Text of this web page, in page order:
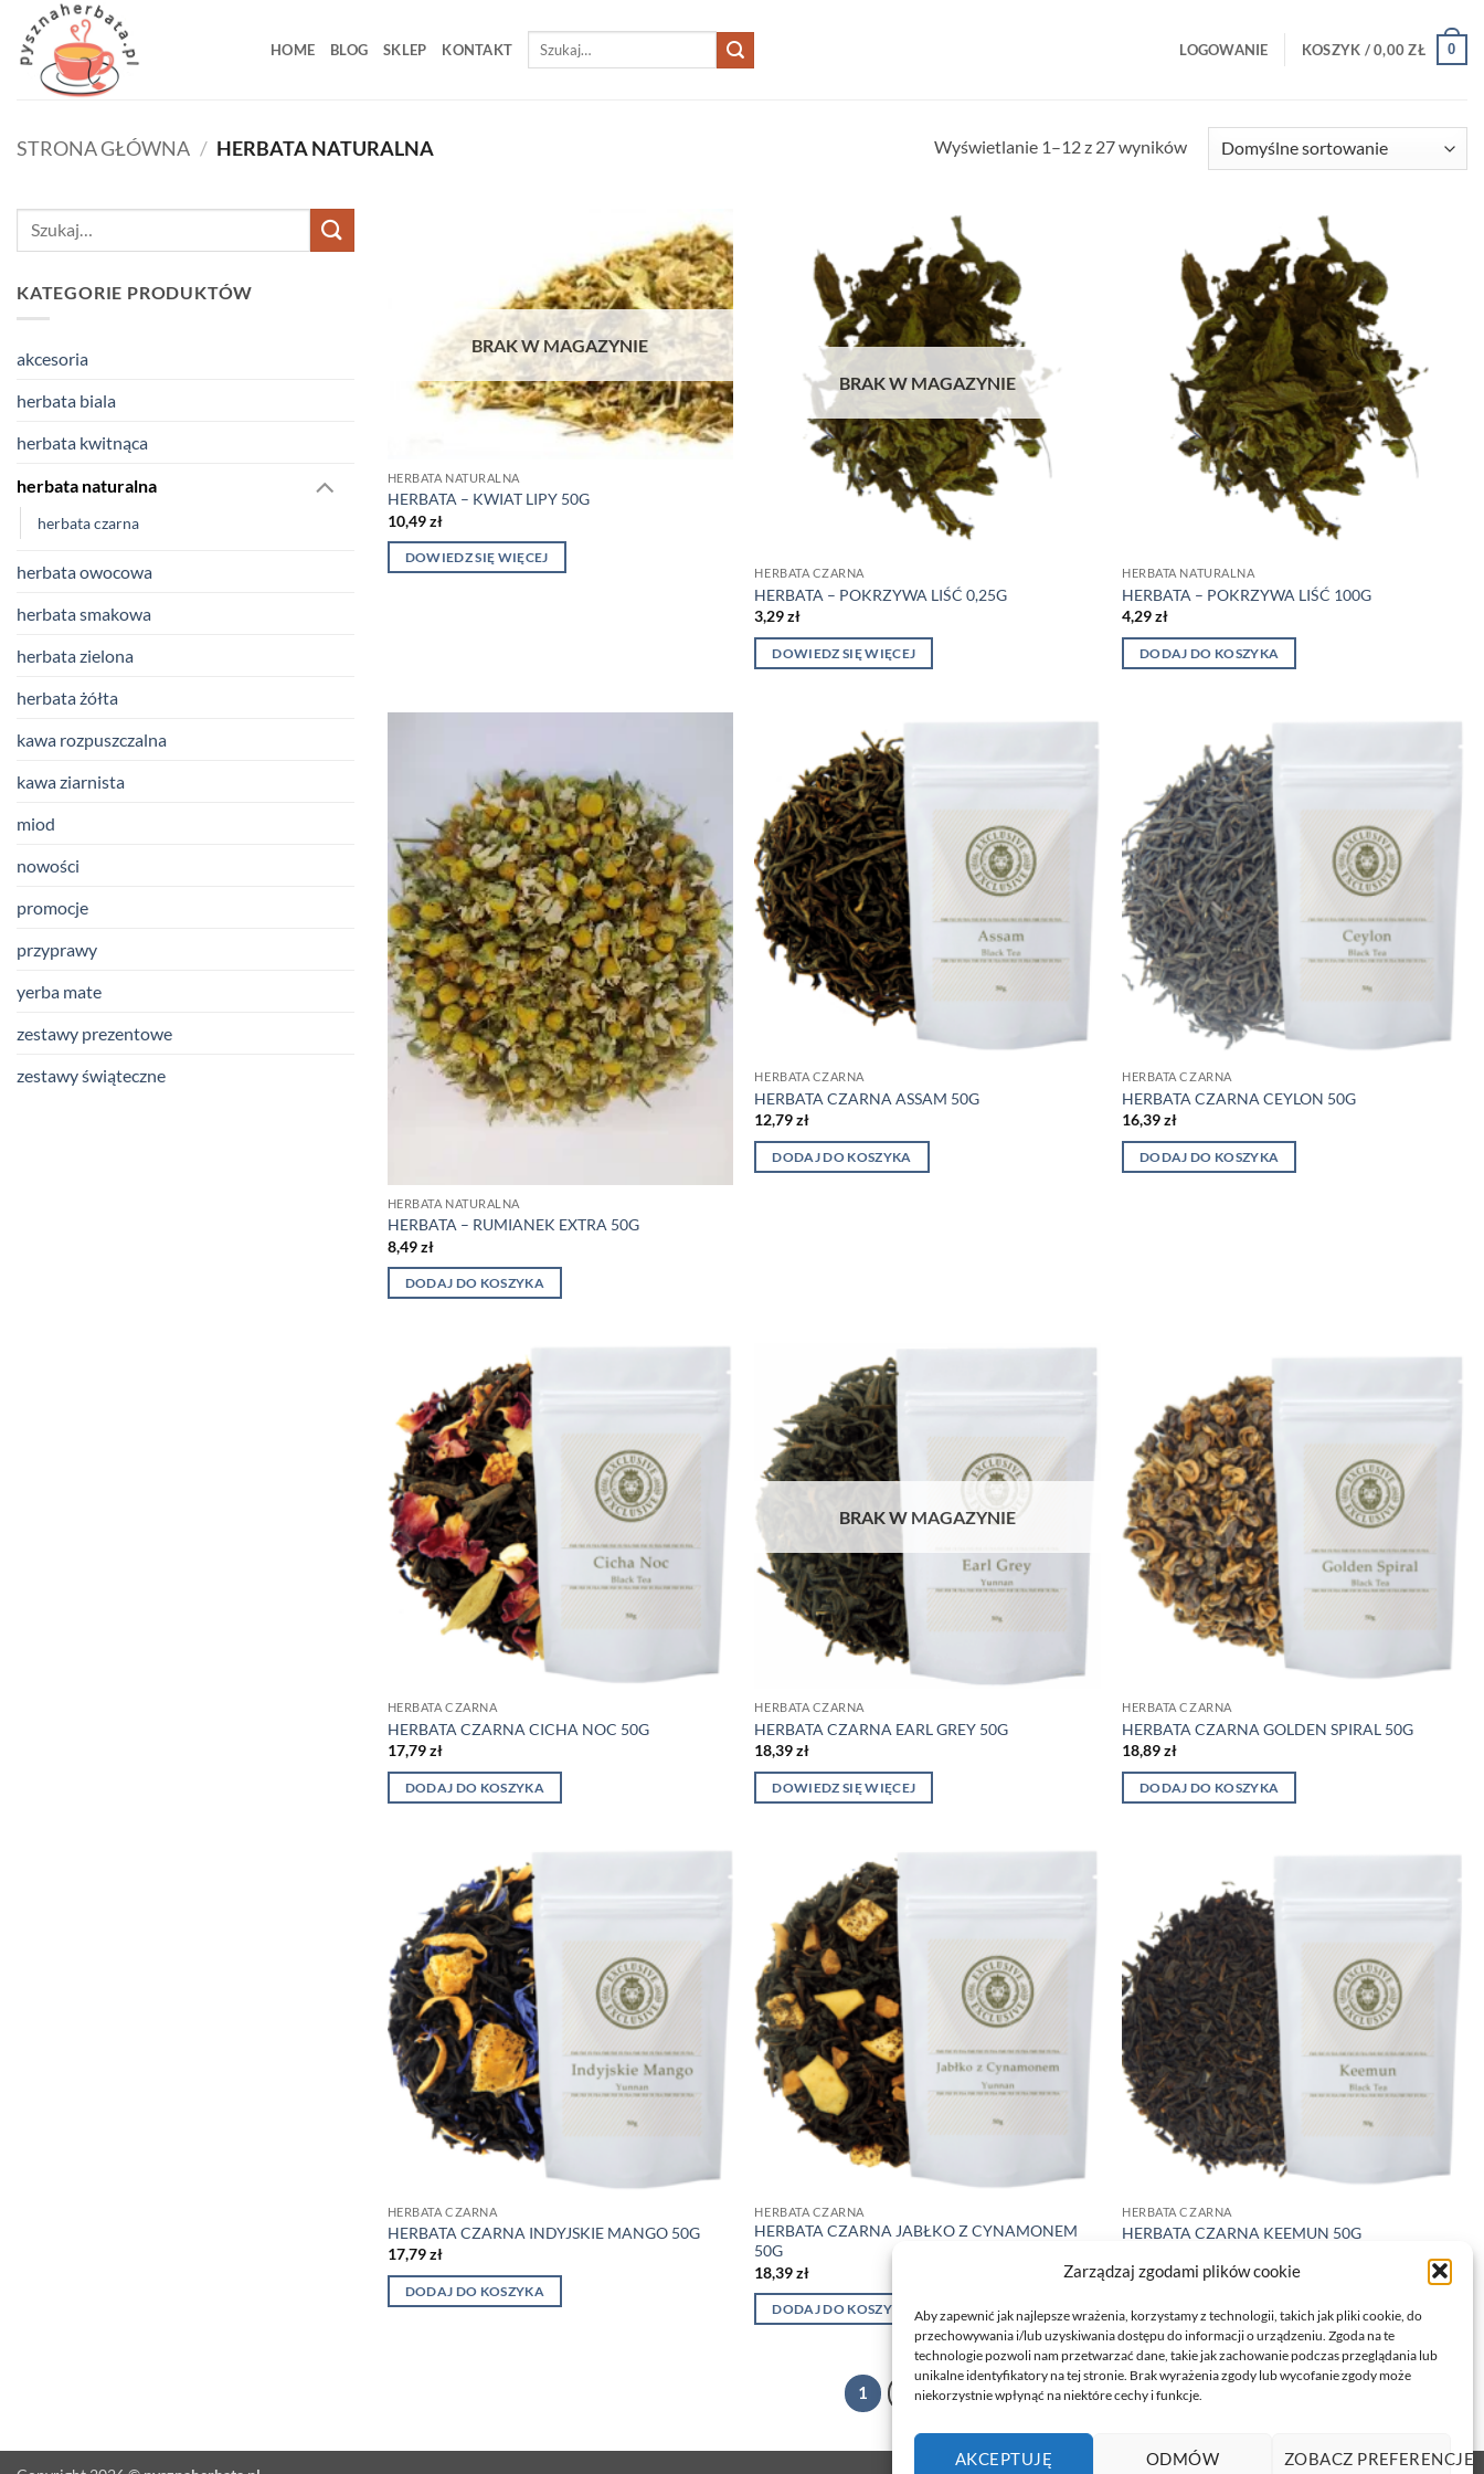
Zarządzaj zgodami plików cookie
Aby zapewnić jak najlepsze wrażenia, korzystamy z technologii, takich jak pliki cookie, do
przechowywania i/lub uzyskiwania dostępu do informacji o urządzeniu. Zgoda na te
technologie pozwoli nam przetwarzać dane, takie jak zachowanie podczas przeglądania lub
unikalne identyfikatory na tej stronie. Brak wyrażenia zgody lub wycofanie zgody może
niekorzystnie wpłynąć na niektóre cechy i funkcje.
AKCEPTUJĘ ODMÓW ZOBACZ PREFERENCJE
Przewiń
zawartości
HOME BLOG SKLEP KONTAKT
Szukaj:
LOGOWANIE KOSZYK /0,00ZŁ 0
STRONA GŁÓWNA / HERBATA NATURALNA Wyświetlanie 1–12 z 27 wyników
Szukaj:
KATEGORIE PRODUKTÓW
akcesoria
herbata biala
herbata kwitnąca
herbata naturalna
herbata czarna
herbata owocowa
herbata smakowa
herbata zielona
herbata żółta
kawa rozpuszczalna
kawa ziarnista
miod
nowości
promocje
przyprawy
yerba mate
zestawy prezentowe
zestawy świąteczne
BRAK W MAGAZYNIE
HERBATA NATURALNA
HERBATA – KWIAT LIPY 50G
10,49zł
DOWIEDZ SIĘ WIĘCEJ
BRAK W MAGAZYNIE
HERBATA CZARNA
HERBATA – POKRZYWA LIŚĆ 0,25G
3,29zł
DOWIEDZ SIĘ WIĘCEJ
HERBATA NATURALNA
HERBATA – POKRZYWA LIŚĆ 100G
4,29zł
DODAJ DO KOSZYKA
HERBATA NATURALNA
HERBATA – RUMIANEK EXTRA 50G
8,49zł
DODAJ DO KOSZYKA
HERBATA CZARNA
HERBATA CZARNA ASSAM 50G
12,79zł
DODAJ DO KOSZYKA
HERBATA CZARNA
HERBATA CZARNA CEYLON 50G
16,39zł
DODAJ DO KOSZYKA
HERBATA CZARNA
HERBATA CZARNA CICHA NOC 50G
17,79zł
DODAJ DO KOSZYKA
BRAK W MAGAZYNIE
HERBATA CZARNA
HERBATA CZARNA EARL GREY 50G
18,39zł
DOWIEDZ SIĘ WIĘCEJ
HERBATA CZARNA
HERBATA CZARNA GOLDEN SPIRAL 50G
18,89zł
DODAJ DO KOSZYKA
HERBATA CZARNA
HERBATA CZARNA INDYJSKIE MANGO 50G
17,79zł
DODAJ DO KOSZYKA
HERBATA CZARNA
HERBATA CZARNA JABŁKO Z CYNAMONEM
50G
18,39zł
DODAJ DO KOSZYKA
HERBATA CZARNA
HERBATA CZARNA KEEMUN 50G
1 3